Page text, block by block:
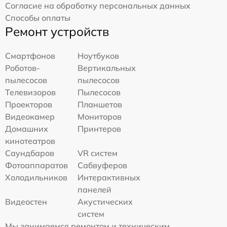
Согласие на обработку персональных данных
Способы оплаты
Ремонт устройств
Смартфонов
Ноутбуков
Роботов-
пылесосов
Вертикальных
пылесосов
Телевизоров
Пылесосов
Проекторов
Планшетов
Видеокамер
Мониторов
Домашних
кинотеатров
Принтеров
Саундбаров
VR систем
Фотоаппаратов
Сабвуферов
Холодильников
Интерактивных
панелей
Видеостен
Акустических
систем